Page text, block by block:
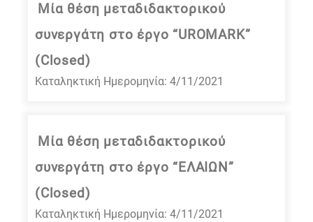
Μία θέση μεταδιδακτορικού
συνεργάτη στο έργο “UROMARK”
(Closed)
Καταληκτική Ημερομηνία: 4/11/2021
Μία θέση μεταδιδακτορικού
συνεργάτη στο έργο “ΕΛΑΙΩΝ”
(Closed)
Καταληκτική Ημερομηνία: 4/11/2021